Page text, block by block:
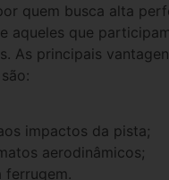
quem busca alta
aqueles que
As principais
impactos da pista;
aerodinâmicos;
ferrugem.